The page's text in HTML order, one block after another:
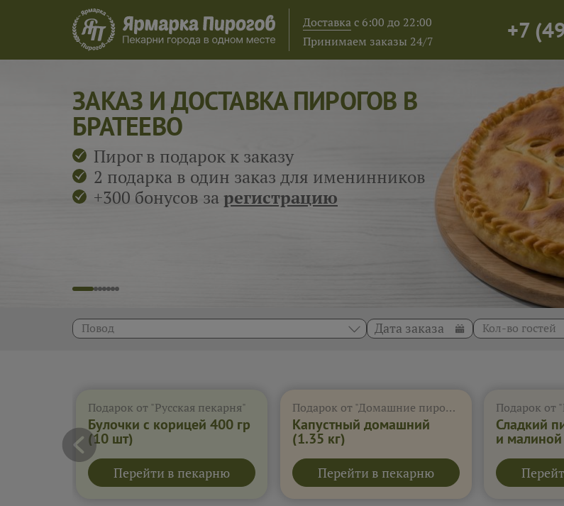
Доставкас 6:00 до 22:00
Принимаем заказы 24/7
+7(
ЗАКАЗ И ДОСТАВКА ПИРОГОВ В
БРАТЕЕВО
Пирог в подарок к заказу
2 подарка в один заказ для именинников
+300 бонусов зарегистрацию
Повод Кол-во гостей
Подарок от "Русская пекарня"
Булочки с корицей 400 гр
(10 шт)
Перейти в пекарню
Подарок от "Домашние пироги"
Капустный домашний
(1.35 кг)
Перейти в пекарню
Подарок от
Сладкий
и малиной